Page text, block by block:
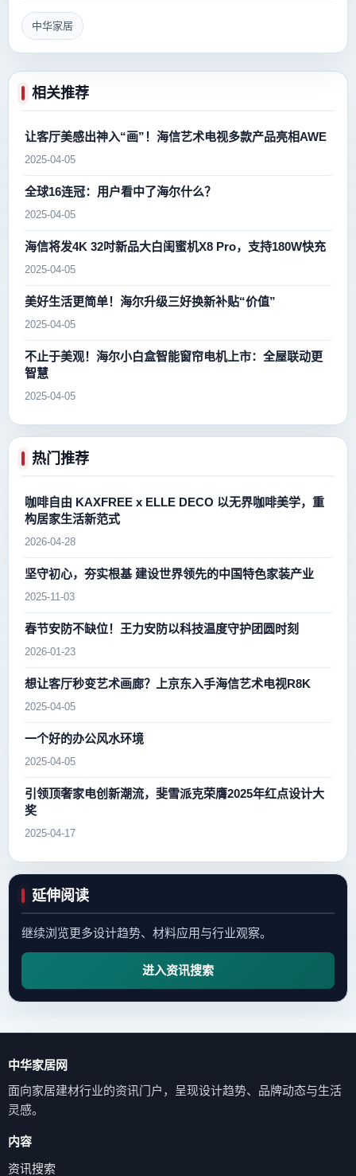
中华家居
相关推荐
让客厅美感出神入“画”！海信艺术电视多款产品亮相AWE
2025-04-05
全球16连冠：用户看中了海尔什么？
2025-04-05
海信将发4K 32吋新品大白闺蜜机X8 Pro，支持180W快充
2025-04-05
美好生活更简单！海尔升级三好换新补贴“价值”
2025-04-05
不止于美观！海尔小白盒智能窗帘电机上市：全屋联动更
智慧
2025-04-05
热门推荐
咖啡自由 KAXFREE x ELLE DECO 以无界咖啡美学，重
构居家生活新范式
2026-04-28
坚守初心，夯实根基 建设世界领先的中国特色家装产业
2025-11-03
春节安防不缺位！王力安防以科技温度守护团圆时刻
2026-01-23
想让客厅秒变艺术画廊？上京东入手海信艺术电视R8K
2025-04-05
一个好的办公风水环境
2025-04-05
引领顶奢家电创新潮流，斐雪派克荣膺2025年红点设计大
奖
2025-04-17
延伸阅读
继续浏览更多设计趋势、材料应用与行业观察。
进入资讯搜索
中华家居网
面向家居建材行业的资讯门户，呈现设计趋势、品牌动态与生活
灵感。
内容
资讯搜索